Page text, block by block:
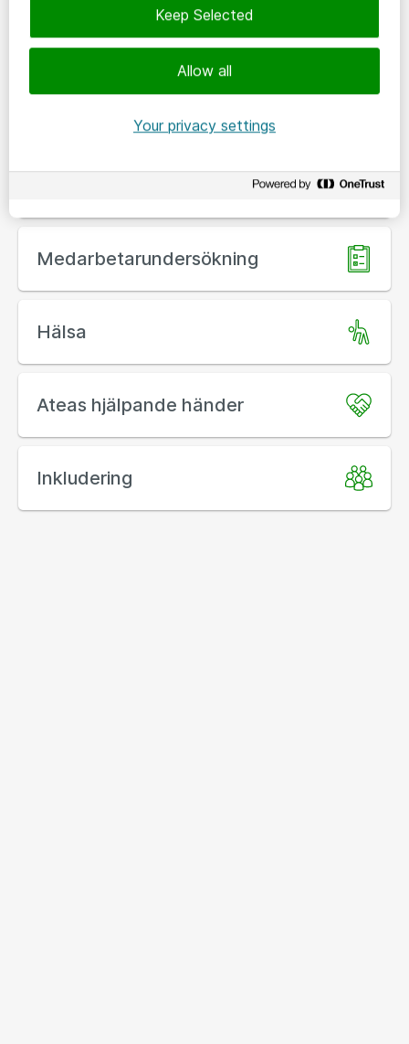
För dig som student
Medarbetarundersökning
Hälsa
Ateas hjälpande händer
Inkludering
Allow all
Keep Selected
Your privacy settings